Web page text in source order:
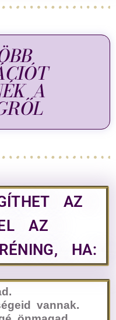
A
AZ
AZ
HA:
vannak.